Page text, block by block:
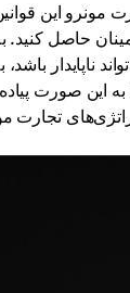
مونرو این
حاصل کنید.
ناپایدار
این صورت